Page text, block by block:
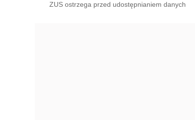
ZUS ostrzega przed udostępnianiem danych